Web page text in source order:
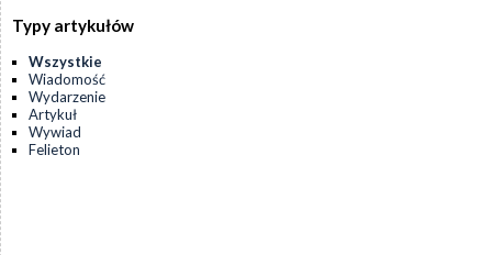
Typy artykułów
Wszystkie
Wiadomość
Wydarzenie
Artykuł
Wywiad
Felieton